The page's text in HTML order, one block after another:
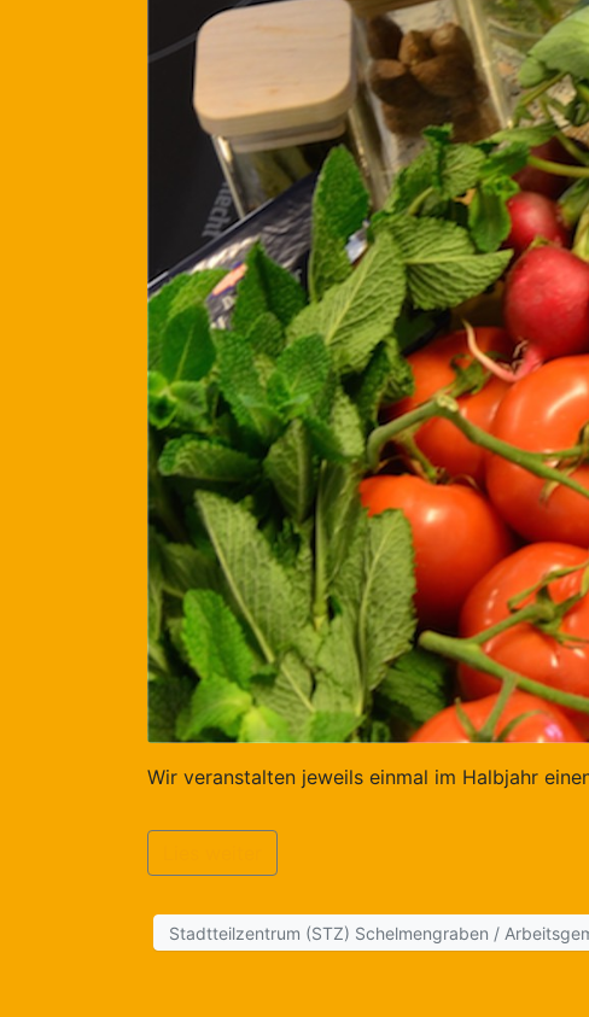
Wir veranstalten jeweils einmal im Halbjahr
Stadtteilzentrum (STZ) Schelmengraben /